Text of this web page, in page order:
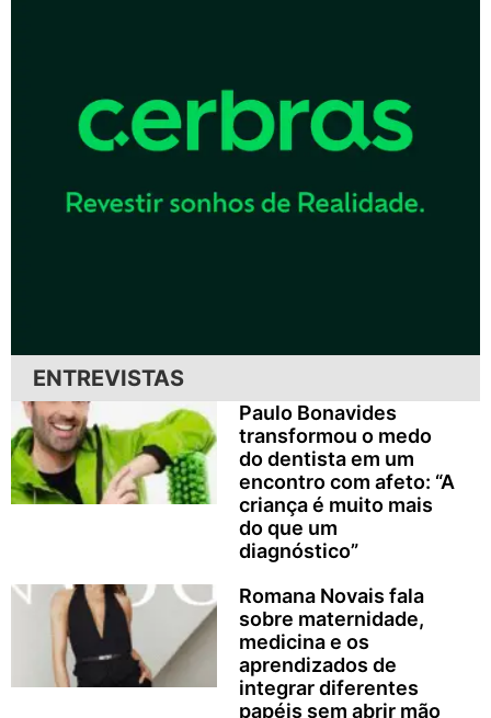
ENTREVISTAS
Paulo Bonavides
transformou o medo
do dentista em um
encontro com afeto: “A
criança é muito mais
do que um
diagnóstico”
Romana Novais fala
sobre maternidade,
medicina e os
aprendizados de
integrar diferentes
papéis sem abrir mão